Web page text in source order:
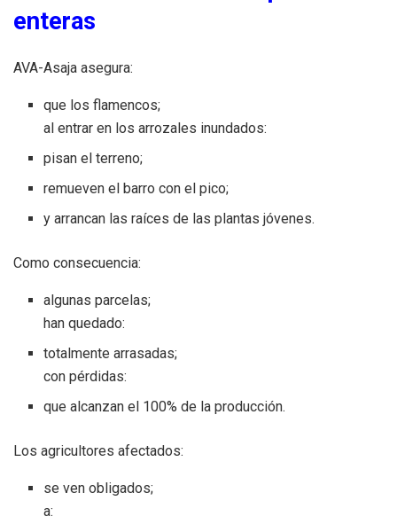
enteras
AVA-Asaja asegura:
que los flamencos;
al entrar en los arrozales inundados:
pisan el terreno;
remueven el barro con el pico;
y arrancan las raíces de las plantas jóvenes.
Como consecuencia:
algunas parcelas;
han quedado:
totalmente arrasadas;
con pérdidas:
que alcanzan el 100% de la producción.
Los agricultores afectados:
se ven obligados;
a: